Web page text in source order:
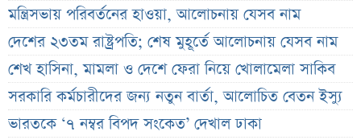
মন্ত্রিসভায় পরিবর্তনের হাওয়া, আলোচনায় যেসব নাম
দেশের ২৩তম রাষ্ট্রপতি; শেষ মুহূর্তে আলোচনায় যেসব নাম
শেখ হাসিনা, মামলা ও দেশে ফেরা নিয়ে খোলামেলা সাকিব
সরকারি কর্মচারীদের জন্য নতুন বার্তা, আলোচিত বেতন ইস্যু
ভারতকে ‘৭ নম্বর বিপদ সংকেত’ দেখাল ঢাকা